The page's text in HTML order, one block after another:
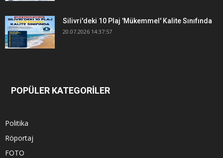
Silivri'deki 10 Plaj 'Mükemmel' Kalite Sınıfında
20.07.2026 14:37:57
POPÜLER KATEGORİLER
Politika
Röportaj
FOTO